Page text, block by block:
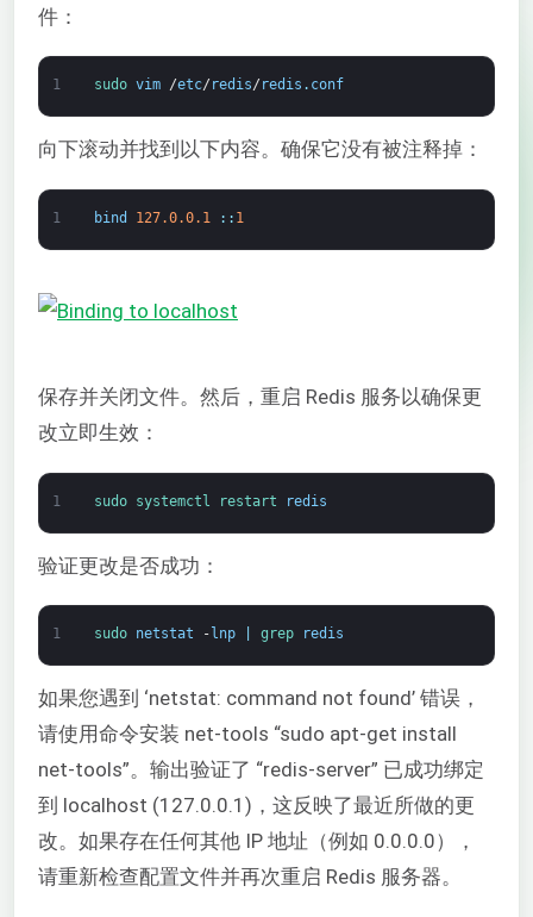
件：
1 sudo vim /etc/ redis/ redis . conf
向下滚动并找到以下内容。确保它没有被注释掉：
1 bind 127.0.0.1 : : 1
保存并关闭文件。然后，重启 Redis 服务以确保更
改立即生效：
1 sudo systemctl restart redis
验证更改是否成功：
1 sudo netstat - lnp grep redis
如果您遇到 ‘netstat: command not found’ 错误，
请使用命令安装 net-tools “sudo apt-get install
net-tools”。输出验证了 “redis-server” 已成功绑定
到 localhost (127.0.0.1)，这反映了最近所做的更
改。如果存在任何其他 IP 地址（例如 0.0.0.0），
请重新检查配置文件并再次重启 Redis 服务器。